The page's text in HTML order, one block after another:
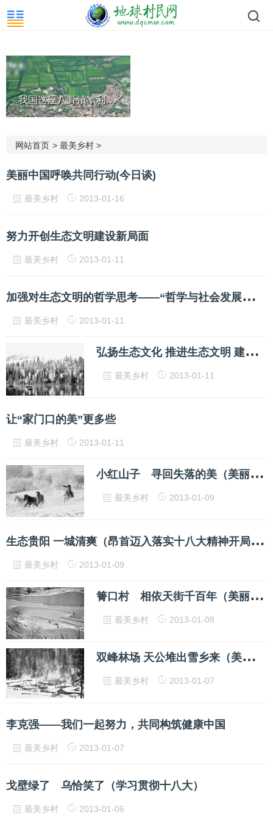
我国这座八卦镇，利用64卦386...
网站首页 > 最美乡村 >
美丽中国呼唤共同行动(今日谈)
最美乡村 2013-01-16
努力开创生态文明建设新局面
最美乡村 2013-01-11
加
强对生态文明的哲学思考——“哲学与社会发展论坛（2012）”述要
最美乡村 2013-01-11
弘
扬生态文化 推进生态文明 建设美丽中国
最美乡村 2013-01-11
让“家门口的美”更多些
最美乡村 2013-01-11
小
红山子 寻回失落的美（美丽中国·寻找最美乡村）
最美乡村 2013-01-09
生
态贵阳 一城清爽（昂首迈入落实十八大精神开局之年）
最美乡村 2013-01-09
箐
口村 相依天街千百年（美丽中国·寻找最美乡村）
最美乡村 2013-01-08
双
峰林场 天公堆出雪乡来（美丽中国·寻找最美乡村）
最美乡村 2013-01-07
李克强——我们一起努力，共同构筑健康中国
最美乡村 2013-01-07
戈壁绿了 乌恰笑了（学习贯彻十八大）
最美乡村 2013-01-06